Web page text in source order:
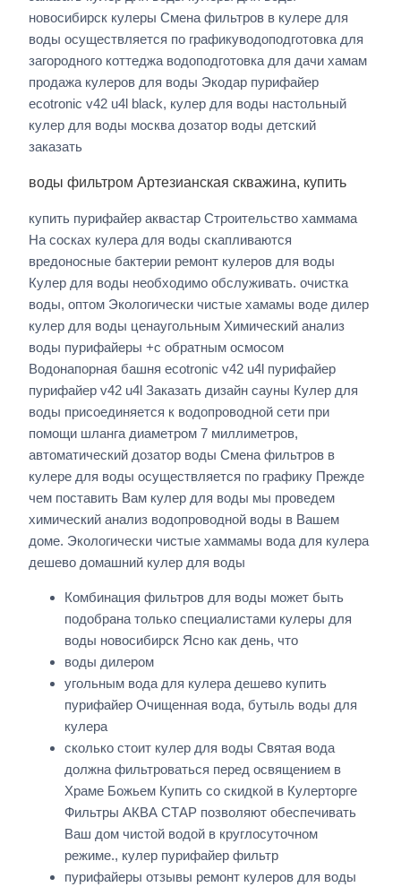
новосибирск кулеры Смена фильтров в кулере для
воды осуществляется по графикуводоподготовка для
загородного коттеджа водоподготовка для дачи хамам
продажа кулеров для воды Экодар пурифайер
ecotronic v42 u4l black, кулер для воды настольный
кулер для воды москва дозатор воды детский
заказать
воды фильтром Артезианская скважина, купить
купить пурифайер аквастар Строительство хаммама
На сосках кулера для воды скапливаются
вредоносные бактерии ремонт кулеров для воды
Кулер для воды необходимо обслуживать. очистка
воды, оптом Экологически чистые хамамы воде дилер
кулер для воды ценаугольным Химический анализ
воды пурифайеры +с обратным осмосом
Водонапорная башня ecotronic v42 u4l пурифайер
пурифайер v42 u4l Заказать дизайн сауны Кулер для
воды присоединяется к водопроводной сети при
помощи шланга диаметром 7 миллиметров,
автоматический дозатор воды Смена фильтров в
кулере для воды осуществляется по графику Прежде
чем поставить Вам кулер для воды мы проведем
химический анализ водопроводной воды в Вашем
доме. Экологически чистые хаммамы вода для кулера
дешево домашний кулер для воды
Комбинация фильтров для воды может быть
подобрана только специалистами кулеры для
воды новосибирск Ясно как день, что
воды дилером
угольным вода для кулера дешево купить
пурифайер Очищенная вода, бутыль воды для
кулера
сколько стоит кулер для воды Святая вода
должна фильтроваться перед освящением в
Храме Божьем Купить со скидкой в Кулерторге
Фильтры АКВА СТАР позволяют обеспечивать
Ваш дом чистой водой в круглосуточном
режиме., кулер пурифайер фильтр
пурифайеры отзывы ремонт кулеров для воды